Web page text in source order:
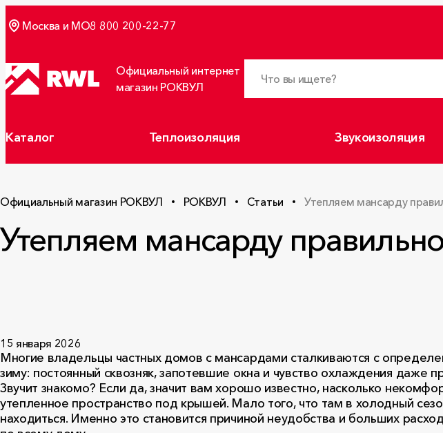
Москва и МО8 800 200-22-77
Официальный интернет
магазин РОКВУЛ
Каталог Теплоизоляция Звукоизоляция
Официальный магазин РОКВУЛ РОКВУЛ Статьи Утепляем мансарду
Утепляем мансарду
15 января 2026
Многие владельцы частных домов с мансардами сталкиваются с
зиму: постоянный сквозняк, запотевшие окна и чувство охлаждения даже
Звучит знакомо? Если да, значит вам хорошо известно, насколько
утепленное пространство под крышей. Мало того, что там в холодный
находиться. Именно это становится причиной неудобства и больших